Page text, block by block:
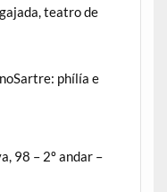
teatro de
Sartre: phílía e
98 – 2º andar –